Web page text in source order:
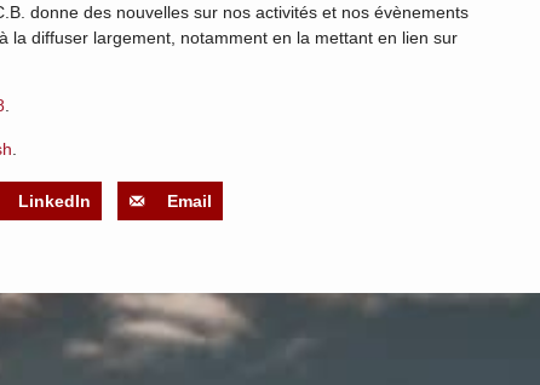
donne des nouvelles sur nos activités et nos évènements
la diffuser largement, notamment en la mettant en lien sur
.
LinkedIn Email